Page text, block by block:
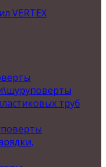
VERTEX
труб